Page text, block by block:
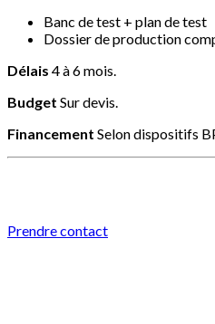
Banc de test + plan de test
Dossier de production
Délais 4 à 6 mois.
Budget Sur devis.
Financement Selon dispositifs
Prendre contact